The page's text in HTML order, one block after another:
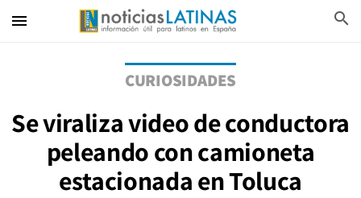
menu search
CURIOSIDADES
Se viraliza video de conductora
peleando con camioneta
estacionada en Toluca